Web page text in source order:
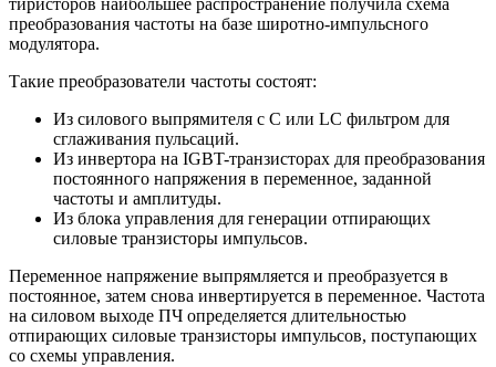
тиристоров наибольшее распространение получила схема
преобразования частоты на базе широтно-импульсного
модулятора.
Такие преобразователи частоты состоят:
Из силового выпрямителя с С или LC фильтром для
сглаживания пульсаций.
Из инвертора на IGBT-транзисторах для преобразования
постоянного напряжения в переменное, заданной
частоты и амплитуды.
Из блока управления для генерации отпирающих
силовые транзисторы импульсов.
Переменное напряжение выпрямляется и преобразуется в
постоянное, затем снова инвертируется в переменное. Частота
на силовом выходе ПЧ определяется длительностью
отпирающих силовые транзисторы импульсов, поступающих
со схемы управления.